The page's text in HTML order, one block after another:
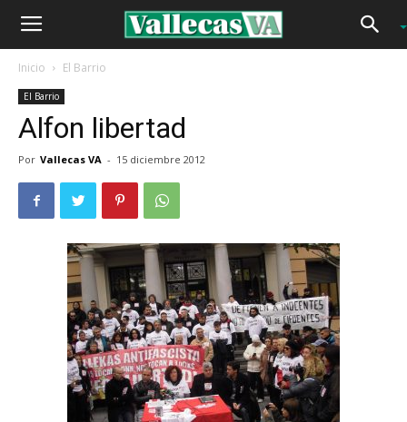
Inicio El Barrio
El Barrio
Alfon libertad
Por Vallecas VA - 15 diciembre 2012